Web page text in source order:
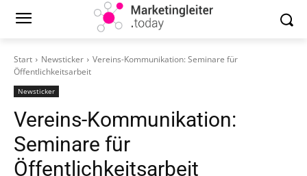
Start Newsticker
Vereins-Kommunikation: Seminare für
Öffentlichkeitsarbeit
Newsticker
Vereins-Kommunikation:
Seminare für
Öffentlichkeitsarbeit